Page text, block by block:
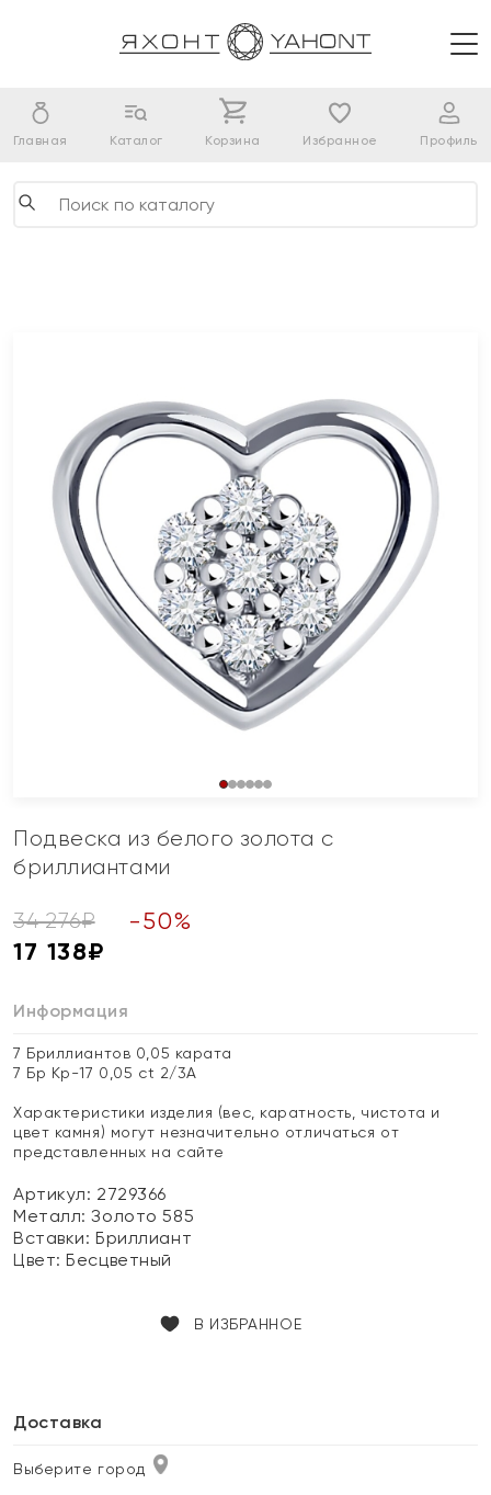
Главная Каталог Корзина Избранное Профиль
Подвеска из белого золота с
бриллиантами
34 276₽ -50%
17 138₽
Информация
7 Бриллиантов 0,05 карата
7 Бр Кр-17 0,05 ct 2/3А
Характеристики изделия (вес, каратность, чистота и
цвет камня) могут незначительно отличаться от
представленных на сайте
Артикул: 2729366
Металл:Золото 585
Вставки:Бриллиант
Цвет:Бесцветный
В ИЗБРАННОЕ
Доставка
Выберите город